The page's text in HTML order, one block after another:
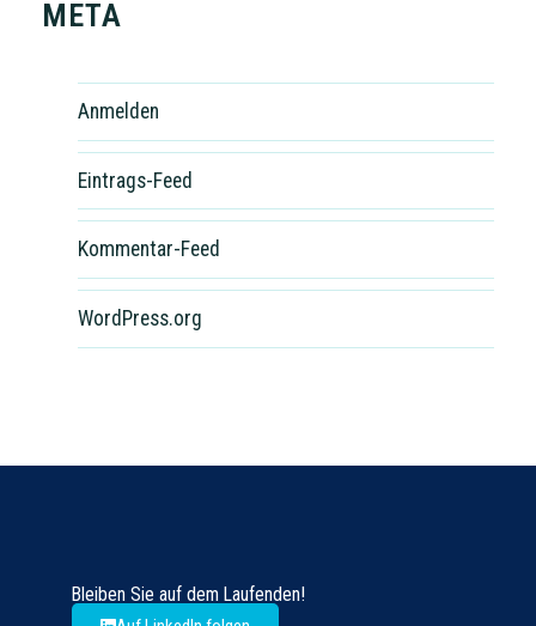
META
Anmelden
Eintrags-Feed
Kommentar-Feed
WordPress.org
Bleiben Sie auf dem Laufenden​!